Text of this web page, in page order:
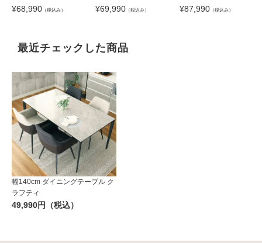
¥68,990 （税込み）
（クロス脚）
¥69,990 （税込み） ¥87,990（税込み）
最近チェックした商品
幅140cm ダイニングテーブル ク
ラフティ
49,990円（税込）